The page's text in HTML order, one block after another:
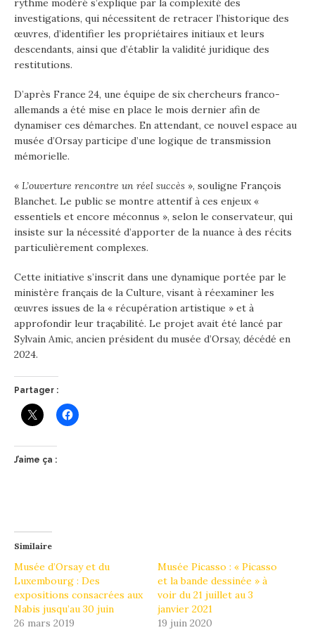
investigations, qui nécessitent de retracer l’historique des
œuvres, d’identifier les propriétaires initiaux et leurs
descendants, ainsi que d’établir la validité juridique des
restitutions.
D’après France 24, une équipe de six chercheurs franco-
allemands a été mise en place le mois dernier afin de
dynamiser ces démarches. En attendant, ce nouvel espace au
musée d’Orsay participe d’une logique de transmission
mémorielle.
« L’ouverture rencontre un réel succès », souligne François
Blanchet. Le public se montre attentif à ces enjeux «
essentiels et encore méconnus », selon le conservateur, qui
insiste sur la nécessité d’apporter de la nuance à des récits
particulièrement complexes.
Cette initiative s’inscrit dans une dynamique portée par le
ministère français de la Culture, visant à réexaminer les
œuvres issues de la « récupération artistique » et à
approfondir leur traçabilité. Le projet avait été lancé par
Sylvain Amic, ancien président du musée d’Orsay, décédé en
2024.
Partager :
J’aime ça :
Similaire
Musée d’Orsay et du
Luxembourg : Des
expositions consacrées aux
Nabis jusqu’au 30 juin
26 mars 2019
Musée Picasso : « Picasso
et la bande dessinée » à
voir du 21 juillet au 3
janvier 2021
19 juin 2020